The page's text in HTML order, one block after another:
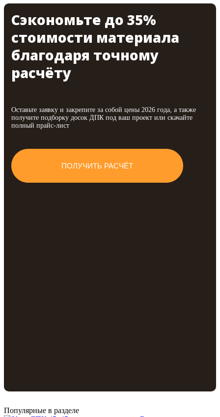
Сэкономьте до 35%
стоимости материала
благодаря точному
расчёту
Оставьте заявку и закрепите за собой цены 2026 года, а также
получите подборку досок ДПК под ваш проект или скачайте
полный прайс-лист
ПОЛУЧИТЬ РАСЧЁТ
Популярные в разделе